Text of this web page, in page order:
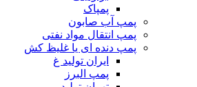
پمپاک
پمپ آب صابون
پمپ انتقال مواد نفتی
پمپ دنده ای یا غلیظ کش
ایران تولید غ
پمپ البرز